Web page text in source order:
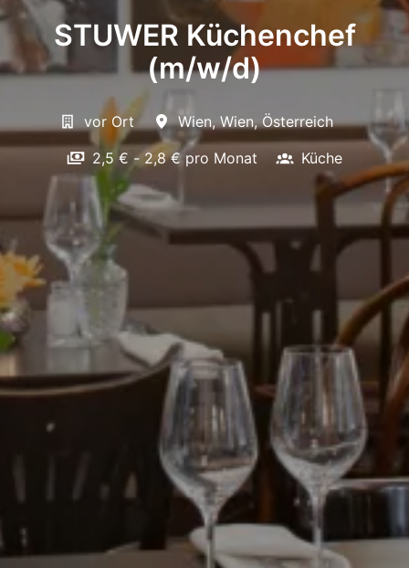
STUWER Küchenchef
(m/w/d)
vor Ort Wien, Wien, Österreich
2,5 € - 2,8 € pro Monat
Küche